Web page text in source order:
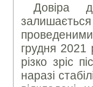
Довіра
грудня 2021
різко зріс
наразі